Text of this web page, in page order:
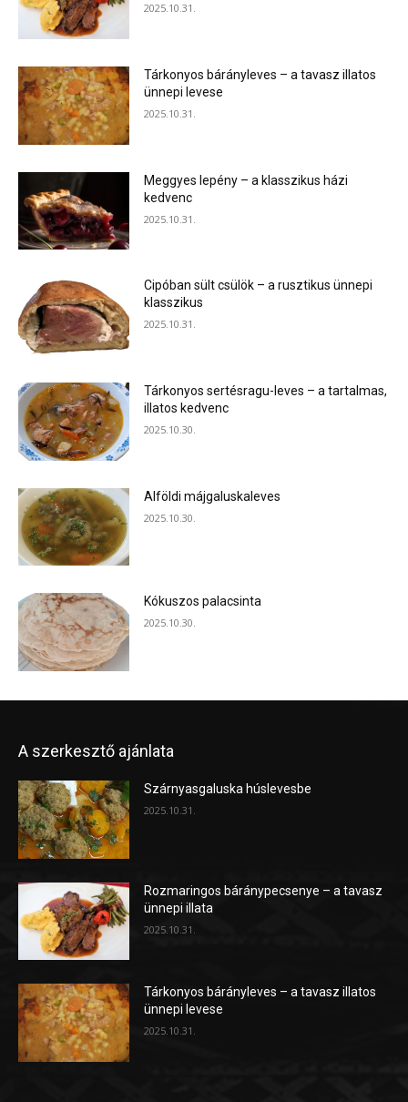
2025.10.31.
Tárkonyos bárányleves – a tavasz illatos
ünnepi levese
2025.10.31.
Meggyes lepény – a klasszikus házi
kedvenc
2025.10.31.
Cipóban sült csülök – a rusztikus ünnepi
klasszikus
2025.10.31.
Tárkonyos sertésragu-leves – a tartalmas,
illatos kedvenc
2025.10.30.
Alföldi májgaluskaleves
2025.10.30.
Kókuszos palacsinta
2025.10.30.
A szerkesztő ajánlata
Szárnyasgaluska húslevesbe
2025.10.31.
Rozmaringos báránypecsenye – a tavasz
ünnepi illata
2025.10.31.
Tárkonyos bárányleves – a tavasz illatos
ünnepi levese
2025.10.31.